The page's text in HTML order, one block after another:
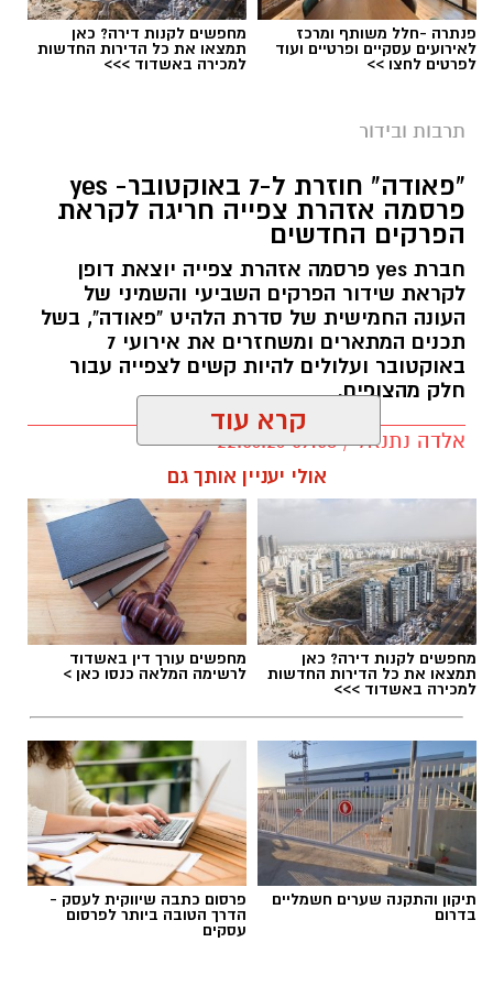
במועצה מזמינים את התושבים להשתתף באירועים
וליהנות משלל פעילויות הקיץ המתוכננות לאורך
יש לכם מידע חשוב שטרם נחשף? צילומים מאירוע
חדשותי? מצאתם טעות בכתבה? נשמח שתשתפו
אותנו
המועצה המקומית גדרה מזמינה את התושבים
ביום ראשון, 28 ביוני, בשע 20:00 באמפי עמק הנשר
(כנפי נשרים 3).
במסגרת האירוע יופיעו אגם בוחבוט והזמרת
מוזיקה, בערב חגיגי שצפוי להביא לבמה שילוב של
להיטים, אנרגיות גבוהות ואווירת קיץ סוחפת.
במועצה המקומית גדרה מציינים כי מדובר באחד
מאירועי הדגל של הקיץ, שנועד לפתוח באופן חגיגי
את עונת האירועים והפעילויות ברחבי היישוב
במהלך חופשת הקיץ.
האירוע פתוח לקהל הרחב, כאשר לתושבי גדרה
מוצעים כרטיסים במחיר מוזל. במועצה קוראים
לתושבים להגיע, ליהנות מערב של מוזיקה טובה,
מפגש קהילתי ואווירה קיצית, ולפתוח יחד את
החופש הגדול.
לרכישת כרטיסים:https://katzr.net/c09de4
יש לכם מידע חשוב שטרם נחשף? צילומים מאירוע
חדשותי? מצאתם טעות בכתבה? נשמח שתשתפו
אותנו
פנתרה -חלל משותף ומרכז
לאירועים עסקיים ופרטיים ועוד
לפרטים לחצו >>
מחפשים לקנות דירה? כאן
תמצאו את כל הדירות החדשות
למכירה באשדוד >>>
תרבות ובידור
"פאודה" חוזרת ל-7 באוקטובר- yes
פרסמה אזהרת צפייה חריגה לקראת
הפרקים החדשים
חברת yes פרסמה אזהרת צפייה יוצאת דופן
לקראת שידור הפרקים השביעי והשמיני של
העונה החמישית של סדרת הלהיט "פאודה", בשל
תכנים המתארים ומשחזרים את אירועי 7
באוקטובר ועלולים להיות קשים לצפייה עבור
חלק מהצופים.
אלדה נתנאל / 09:58 22.06.26
תגים:פאודה" חוזרת ל-7 באוקטובר: yes
קרא עוד
אולי יעניין אותך גם
מחפשים לקנות דירה? כאן
תמצאו את כל הדירות החדשות
למכירה באשדוד >>>
מחפשים עורך דין באשדוד
לרשימה המלאה כנסו כאן >
תיקון והתקנה שערים חשמליים
בדרום
פרסום כתבה שיווקית לעסק -
הדרך הטובה ביותר לפרסום
עסקים